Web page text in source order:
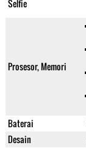
Selfie
Prosesor, Memori
Baterai
Desain